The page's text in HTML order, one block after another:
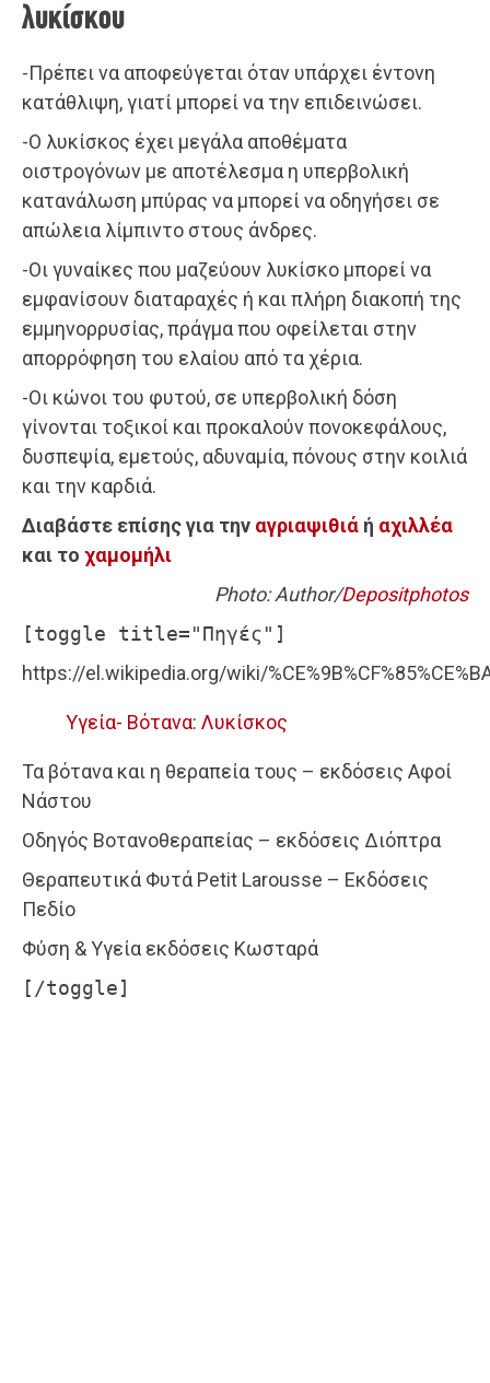
λυκίσκου
-Πρέπει να αποφεύγεται όταν υπάρχει έντονη
κατάθλιψη, γιατί μπορεί να την επιδεινώσει.
-Ο λυκίσκος έχει μεγάλα αποθέματα
οιστρογόνων με αποτέλεσμα η υπερβολική
κατανάλωση μπύρας να μπορεί να οδηγήσει σε
απώλεια λίμπιντο στους άνδρες.
-Οι γυναίκες που μαζεύουν λυκίσκο μπορεί να
εμφανίσουν διαταραχές ή και πλήρη διακοπή της
εμμηνορρυσίας, πράγμα που οφείλεται στην
απορρόφηση του ελαίου από τα χέρια.
-Οι κώνοι του φυτού, σε υπερβολική δόση
γίνονται τοξικοί και προκαλούν πονοκεφάλους,
δυσπεψία, εμετούς, αδυναμία, πόνους στην κοιλιά
και την καρδιά.
Διαβάστε επίσης για την αγριαψιθιά ή αχιλλέα
και το χαμομήλι
Photo: Author/Depositphotos
[toggle title="Πηγές"]
https://el.wikipedia.org/wiki/
Υγεία- Βότανα: Λυκίσκος
Τα βότανα και η θεραπεία τους – εκδόσεις Αφοί
Νάστου
Οδηγός Βοτανοθεραπείας – εκδόσεις Διόπτρα
Θεραπευτικά Φυτά Petit Larousse – Εκδόσεις
Πεδίο
Φύση & Υγεία εκδόσεις Κωσταρά
[/toggle]